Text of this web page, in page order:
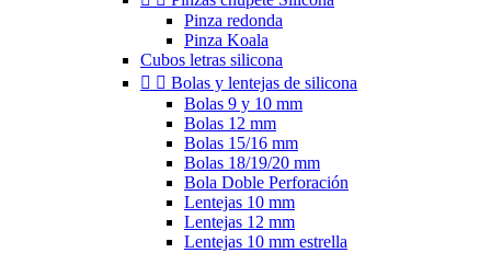
Pinza redonda
Pinza Koala
Cubos letras silicona
  Bolas y lentejas de silicona
Bolas 9 y 10 mm
Bolas 12 mm
Bolas 15/16 mm
Bolas 18/19/20 mm
Bola Doble Perforación
Lentejas 10 mm
Lentejas 12 mm
Lentejas 10 mm estrella